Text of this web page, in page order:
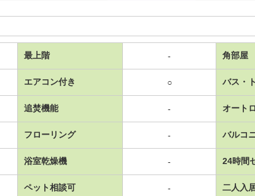
最上階 - 角部屋
エアコン付き ○ バス・
追焚機能 - オート
フローリング - バルコ
浴室乾燥機 - 24時間
ペット相談可 - 二人入